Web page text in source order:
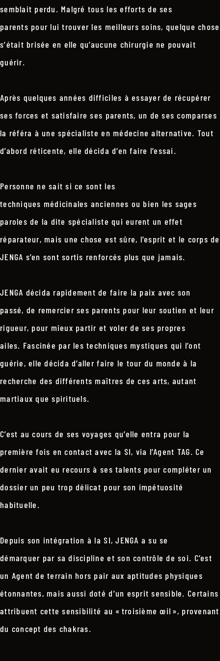
semblait perdu. Malgré tous les efforts de ses
parents pour lui trouver les meilleurs soins, quelque chose
s’était brisée en elle qu’aucune chirurgie ne pouvait
guérir.
Après quelques années difficiles à essayer de récupérer
ses forces et satisfaire ses parents, un de ses comparses
la référa à une spécialiste en médecine alternative. Tout
d’abord réticente, elle décida d’en faire l’essai.
Personne ne sait si ce sont les
techniques médicinales anciennes ou bien les sages
paroles de la dite spécialiste qui eurent un effet
réparateur, mais une chose est sûre, l’esprit et le corps de
JENGA s’en sont sortis renforcés plus que jamais.
JENGA décida rapidement de faire la paix avec son
passé, de remercier ses parents pour leur soutien et leur
rigueur, pour mieux partir et voler de ses propres
ailes. Fascinée par les techniques mystiques qui l’ont
guérie, elle décida d’aller faire le tour du monde à la
recherche des différents maîtres de ces arts, autant
martiaux que spirituels.
C’est au cours de ses voyages qu’elle entra pour la
première fois en contact avec la SI, via l’Agent TAG. Ce
dernier avait eu recours à ses talents pour compléter un
dossier un peu trop délicat pour son impétuosité
habituelle.
Depuis son intégration à la SI, JENGA a su se
démarquer par sa discipline et son contrôle de soi. C’est
un Agent de terrain hors pair aux aptitudes physiques
étonnantes, mais aussi doté d’un esprit sensible. Certains
attribuent cette sensibilité au « troisième œil », provenant
du concept des chakras.